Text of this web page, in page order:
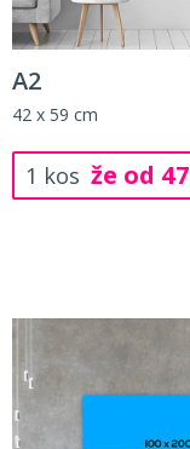
A2
42 x 59 cm
1 kos že od 47